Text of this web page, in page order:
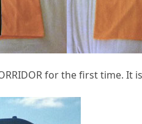
for the first time. It